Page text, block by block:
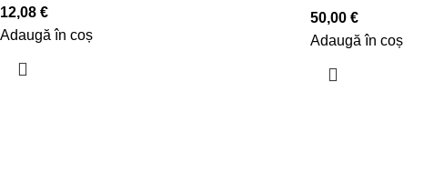
12,08 €
Adaugă în coș
50,00 €
Adaugă în coș